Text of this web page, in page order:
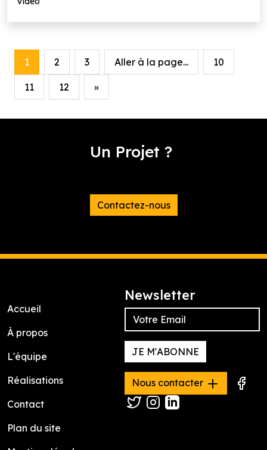
1 2 3 Aller à la page... 10
11 12 »
Un Projet ?
Contactez-nous
Accueil
À propos
L'équipe
Réalisations
Contact
Plan du site
Newsletter
JE M'ABONNE
Nous contacter